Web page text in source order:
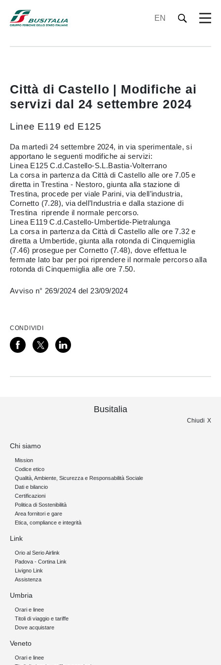
EN
Città di Castello | Modifiche ai
servizi dal 24 settembre 2024
Linee E119 ed E125
Da martedì 24 settembre 2024, in via sperimentale, si
apportano le seguenti modifiche ai servizi:
Linea E125 C.d.Castello-S.L.Bastia-Volterrano
La corsa in partenza da Città di Castello alle ore 7.05 e
diretta in Trestina - Nestoro, giunta alla stazione di
Trestina, procede per viale Parini, via dell’industria,
Cornetto (7.28), via dell’Industria e dalla stazione di
Trestina riprende il normale percorso.
Linea E119 C.d.Castello-Umbertide-Pietralunga
La corsa in partenza da Città di Castello alle ore 7.32 e
diretta a Umbertide, giunta alla rotonda di Cinquemiglia
(7.46) prosegue per Cornetto (7.48), dove effettua le
fermate lato bar per poi riprendere il normale percorso alla
rotonda di Cinquemiglia alle ore 7.50.
Avviso n° 269/2024 del 23/09/2024
CONDIVIDI
Busitalia
Chiudi
Chi siamo
Mission
Codice etico
Qualità, Ambiente, Sicurezza e Responsabilità Sociale
Dati e bilancio
Certificazioni
Politica di Sostenibilità
Area fornitori e gare
Etica, compliance e integrità
Link
Orio al Serio Airlink
Padova - Cortina Link
Livigno Link
Assistenza
Umbria
Orari e linee
Titoli di viaggio e tariffe
Dove acquistare
Veneto
Orari e linee